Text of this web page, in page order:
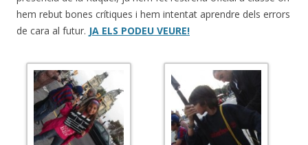
hem rebut bones crítiques i hem intentat aprendre dels errors
de cara al futur. JA ELS PODEU VEURE!